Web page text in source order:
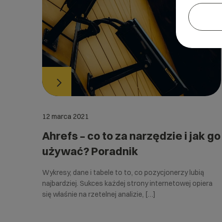
12 marca 2021
Ahrefs – co to za narzędzie i jak go
używać? Poradnik
Wykresy, dane i tabele to to, co pozycjonerzy lubią
najbardziej. Sukces każdej strony internetowej opiera
się właśnie na rzetelnej analizie, […]